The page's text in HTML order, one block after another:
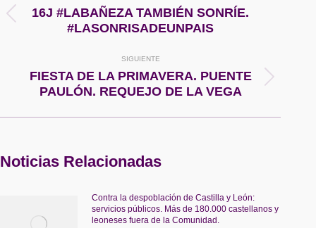
entre
Publicación
anterior:
16J #LABAÑEZA TAMBIÉN SONRÍE.
#LASONRISADEUNPAIS
SIGUIENTE
Publicación
siguiente:
FIESTA DE LA PRIMAVERA. PUENTE
PAULÓN. REQUEJO DE LA VEGA
Noticias Relacionadas
Contra la despoblación de Castilla y León:
servicios públicos. Más de 180.000 castellanos y
leoneses fuera de la Comunidad.